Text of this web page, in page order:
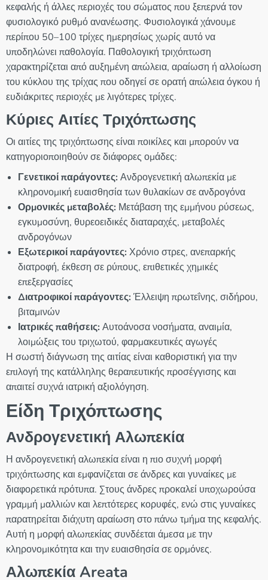
κεφαλής ή άλλες περιοχές του σώματος που ξεπερνά τον
φυσιολογικό ρυθμό ανανέωσης. Φυσιολογικά χάνουμε
περίπου 50–100 τρίχες ημερησίως χωρίς αυτό να
υποδηλώνει παθολογία. Παθολογική τριχόπτωση
χαρακτηρίζεται από αυξημένη απώλεια, αραίωση ή αλλοίωση
του κύκλου της τρίχας που οδηγεί σε ορατή απώλεια όγκου ή
ευδιάκριτες περιοχές με λιγότερες τρίχες.
Κύριες Αιτίες Τριχόπτωσης
Οι αιτίες της τριχόπτωσης είναι ποικίλες και μπορούν να
κατηγοριοποιηθούν σε διάφορες ομάδες:
Γενετικοί παράγοντες: Ανδρογενετική αλωπεκία με
κληρονομική ευαισθησία των θυλακίων σε ανδρογόνα
Ορμονικές μεταβολές: Μετάβαση της εμμήνου ρύσεως,
εγκυμοσύνη, θυρεοειδικές διαταραχές, μεταβολές
ανδρογόνων
Εξωτερικοί παράγοντες: Χρόνιο στρες, ανεπαρκής
διατροφή, έκθεση σε ρύπους, επιθετικές χημικές
επεξεργασίες
Διατροφικοί παράγοντες: Έλλειψη πρωτεΐνης, σιδήρου,
βιταμινών
Ιατρικές παθήσεις: Αυτοάνοσα νοσήματα, αναιμία,
λοιμώξεις του τριχωτού, φαρμακευτικές αγωγές
Η σωστή διάγνωση της αιτίας είναι καθοριστική για την
επιλογή της κατάλληλης θεραπευτικής προσέγγισης και
απαιτεί συχνά ιατρική αξιολόγηση.
Είδη Τριχόπτωσης
Ανδρογενετική Αλωπεκία
Η ανδρογενετική αλωπεκία είναι η πιο συχνή μορφή
τριχόπτωσης και εμφανίζεται σε άνδρες και γυναίκες με
διαφορετικά πρότυπα. Στους άνδρες προκαλεί υποχωρούσα
γραμμή μαλλιών και λεπτότερες κορυφές, ενώ στις γυναίκες
παρατηρείται διάχυτη αραίωση στο πάνω τμήμα της κεφαλής.
Αυτή η μορφή αλωπεκίας συνδέεται άμεσα με την
κληρονομικότητα και την ευαισθησία σε ορμόνες.
Αλωπεκία Areata